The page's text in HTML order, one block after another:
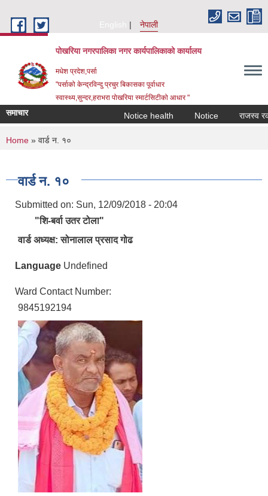
English
नेपाली
पोखरिया नगरपालिका नगर कार्यपालिकाको कार्यालय
मधेश प्रदेश,पर्सा
"पर्साको केन्द्रविन्दु प्रचुर बिकासका पूर्वाधार
स्वास्थ्य,सुन्दर,हराभरा पोखरिया स्मार्टसिटीको आधार "
समाचार Notice health Notice राजस्व रकम
You are here
Home » वार्ड न. १०
वार्ड न. १०
Submitted on: Sun, 12/09/2018 - 20:04
"शि-बर्वा उतर टोला"
वार्ड अध्यक्ष: सोनालाल प्रसाद गोढ
Language Undefined
Ward Contact Number:
9845192194